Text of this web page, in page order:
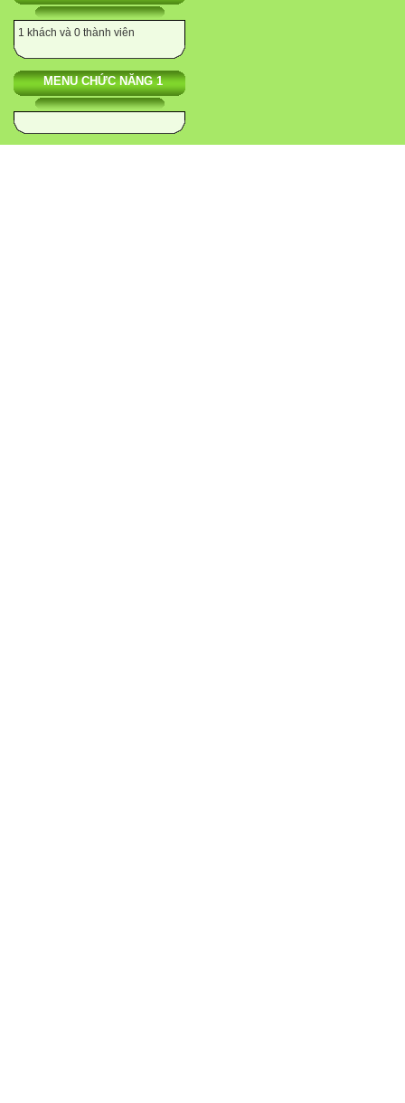
1 khách và 0 thành viên
MENU CHỨC NĂNG 1